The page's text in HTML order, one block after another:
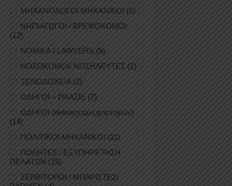
ΜΗΧΑΝΟΛΟΓΟΙ ΜΗΧΑΝΙΚΟΙ (6)
ΝΗΠΙΑΓΩΓΟΙ / ΒΡΕΦΟΚΟΜΟΙ
(12)
ΝΟΜΙΚΑ / LAWYERS (5)
ΝΟΣΟΚΟΜΟΙ/ ΝΟΣΗΛΕΥΤΕΣ (2)
ΞΕΝΟΔΟΧΕΙΑ(2)
ΟΔΗΓΟΙ – ΠΛΑΣΙΕ (7)
ΟΔΗΓΟΙ (delivery,taxi,φορτηγών)
(14)
ΠΟΛΙΤΙΚΟΙ ΜΗΧΑΝΙΚΟΙ (11)
ΠΩΛΗΤΕΣ / ΕΞΥΠΗΡΕΤΗΣΗ
ΠΕΛΑΤΩΝ (15)
ΣΕΡΒΙΤΟΡΟΙ / ΜΠΑΡΙΣΤΕΣ/